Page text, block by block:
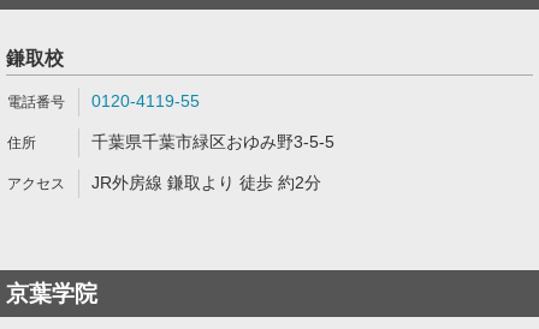
鎌取校
0120-4119-55
千葉県千葉市緑区おゆみ野3-5-5
JR外房線 鎌取より 徒歩 約2分
京葉学院